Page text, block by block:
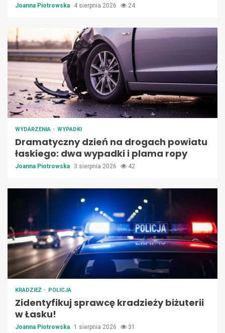
Joanna Piotrowska 4 sierpnia 2026 24
WYDARZENIA WYPADKI
Dramatyczny dzień na drogach powiatu
łaskiego: dwa wypadki i plama ropy
Joanna Piotrowska 3 sierpnia 2026 42
KRADZIEŻ POLICJA
Zidentyfikuj sprawcę kradzieży biżuterii
w Łasku!
Joanna Piotrowska 1 sierpnia 2026 31